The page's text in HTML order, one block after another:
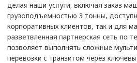
делая наши услуги, включая заказ
грузоподъемностью 3 тонны,
корпоративных клиентов, так и для
разветвленная партнерская сеть по
позволяет выполнять сложные
перевозки с транзитом через